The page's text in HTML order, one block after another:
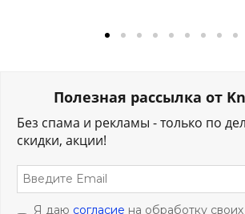
Полезная рассылка от
Без спама и рекламы - только по
скидки, акции!
Я даю согласие на обработку